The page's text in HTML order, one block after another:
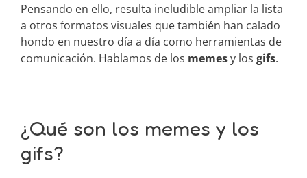
Pensando en ello, resulta ineludible ampliar la lista
a otros formatos visuales que también han calado
hondo en nuestro día a día como herramientas de
comunicación. Hablamos de los memesy los gifs.
¿Qué son los memes y los
gifs?